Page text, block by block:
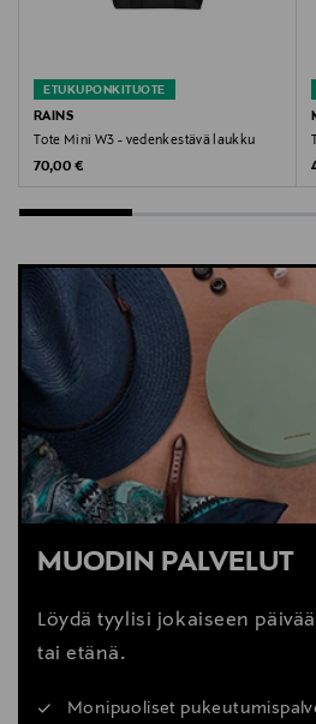
mail@rains.com
Avainsanat
shopperi, vedenpitävä laukku,
laukku, Rains, kassi, vedenpitävä
ETUKUPONKITUOTE
RAINS
Tote Mini W3 - vedenkestävä laukku
Original Price
70,00 €
MUODIN PALVELUT
Löydä tyylisi jokaiseen
tai etänä.
Monipuoliset